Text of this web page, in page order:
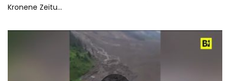
Kronene Zeitu...